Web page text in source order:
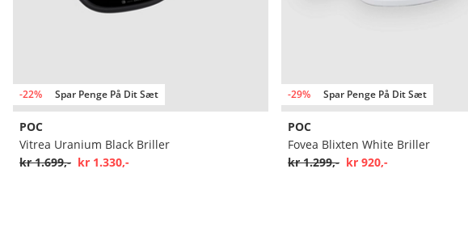
-22% Spar Penge På Dit Sæt
POC
Vitrea Uranium Black Briller
kr 1.699,- kr 1.330,-
-29% Spar Penge På Dit Sæt
POC
Fovea Blixten White Briller
kr 1.299,- kr 920,-